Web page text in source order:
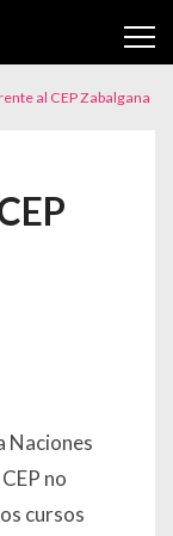
al CEP Zabalgana
Naciones
no
cursos